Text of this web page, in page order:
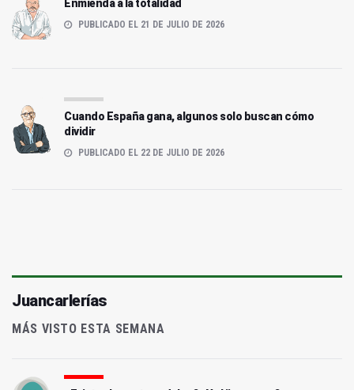
Enmienda a la totalidad
PUBLICADO EL 21 DE JULIO DE 2026
Cuando España gana, algunos solo buscan cómo
dividir
PUBLICADO EL 22 DE JULIO DE 2026
Juancarlerías
MÁS VISTO ESTA SEMANA